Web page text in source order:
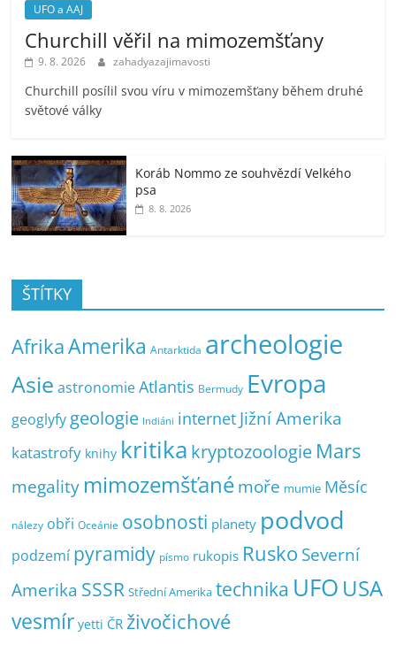
UFO a AAJ
Churchill věřil na mimozemšťany
9. 8. 2026 zahadyazajimavosti
Churchill posílil svou víru v mimozemšťany během druhé
světové války
Koráb Nommo ze souhvězdí Velkého
psa
8. 8. 2026
ŠTÍTKY
AfrikaAmerika Antarktida archeologie
Asie astronomie Atlantis Bermudy Evropa
geoglyfy geologie Indiáni internet Jižní Amerika
katastrofy knihy kritika kryptozoologie Mars
megality mimozemšťanémoře mumie Měsíc
nálezy obři Oceánie osobnosti planety podvod
podzemí pyramidy písmo rukopis Rusko Severní
Amerika SSSR Střední Amerika technika UFO USA
vesmír yetti ČR živočichové